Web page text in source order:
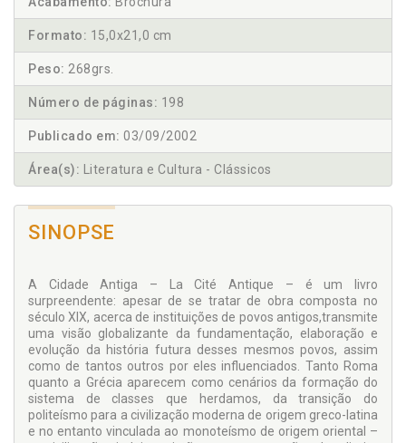
Formato: 15,0x21,0 cm
Peso: 268grs.
Número de páginas: 198
Publicado em: 03/09/2002
Área(s): Literatura e Cultura - Clássicos
SINOPSE
A Cidade Antiga – La Cité Antique – é um livro
surpreendente: apesar de se tratar de obra composta no
século XIX, acerca de instituições de povos antigos,transmite
uma visão globalizante da fundamentação, elaboração e
evolução da história futura desses mesmos povos, assim
como de tantos outros por eles influenciados. Tanto Roma
quanto a Grécia aparecem como cenários da formação do
sistema de classes que herdamos, da transição do
politeísmo para a civilização moderna de origem greco-latina
e no entanto vinculada ao monoteísmo de origem oriental –